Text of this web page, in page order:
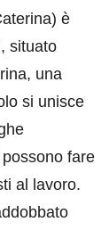
è
situato
una
si unisce
fare
al lavoro.